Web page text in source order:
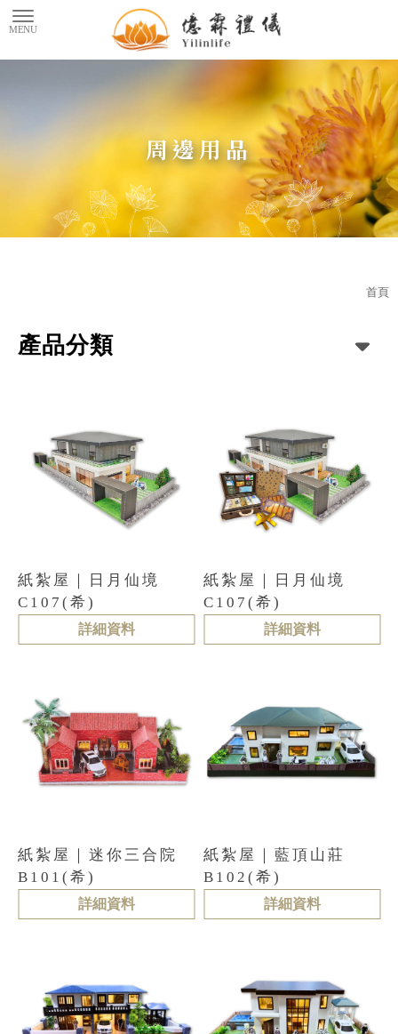
周邊用品
首頁
產品分類
紙紮屋｜日月仙境
C107(希)
詳細資料
紙紮屋｜日月仙境
C107(希)
詳細資料
紙紮屋｜迷你三合院
B101(希)
詳細資料
紙紮屋｜藍頂山莊
B102(希)
詳細資料